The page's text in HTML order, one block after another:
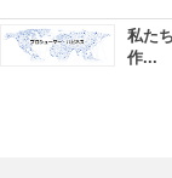
私た
作...